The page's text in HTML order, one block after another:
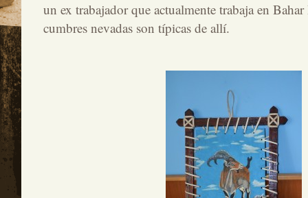
un ex trabajador que actualmente trabaja en Bahar
cumbres nevadas son típicas de allí.